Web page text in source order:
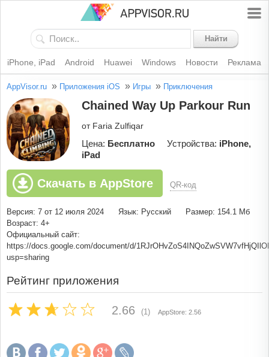
Найти
iPhone, iPad Android Huawei Windows Новости Реклама
AppVisor.ru » Приложения iOS » Игры » Приключения
Chained Way Up Parkour Run
от Faria Zulfiqar
Цена: Бесплатно Устройства: iPhone,
iPad
Скачать в AppStore QR-код
Версия: 7 от 12 июля 2024 Язык: Русский
Размер: 154.1 Мб
Возраст: 4+
Официальный сайт:
https://docs.google.com/document/d/
usp=sharing
Рейтинг приложения
2.66 (1) AppStore: 2.56